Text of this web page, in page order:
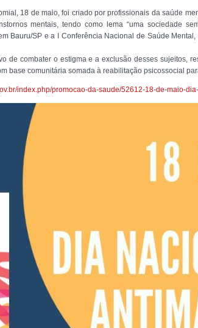
18 de maio, foi criado por profissionais da saúde
mentais, tendo como lema “uma sociedade
Bauru/SP e a I Conferência Nacional de Saúde
de combater o estigma e a exclusão desses sujeitos,
base comunitária somada à reabilitação psicossocial
index.php/promocao-da-saude/52612-18-de-maio-